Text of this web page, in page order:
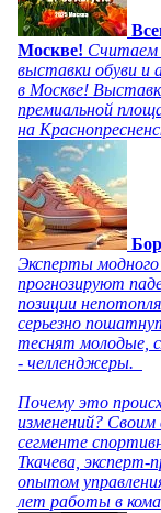
Москве! Считаем
выставки обуви и
в Москве!
премиальной
на
Эксперты
прогнозируют
позиции
серьезно
теснят молодые,
- челленджеры.
Почему это
изменений? Своим
сегменте
Ткачева,
опытом
лет работы в